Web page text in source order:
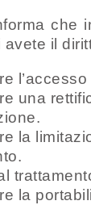
che
il
una
la
la